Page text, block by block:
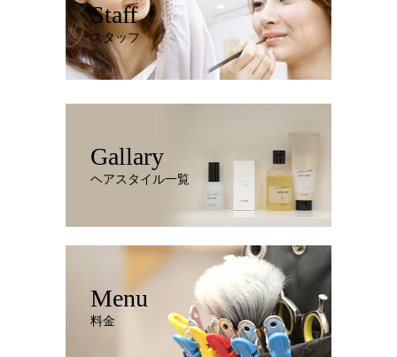
Staff
スタッフ
Gallary
ヘアスタイル一覧
Menu
料金